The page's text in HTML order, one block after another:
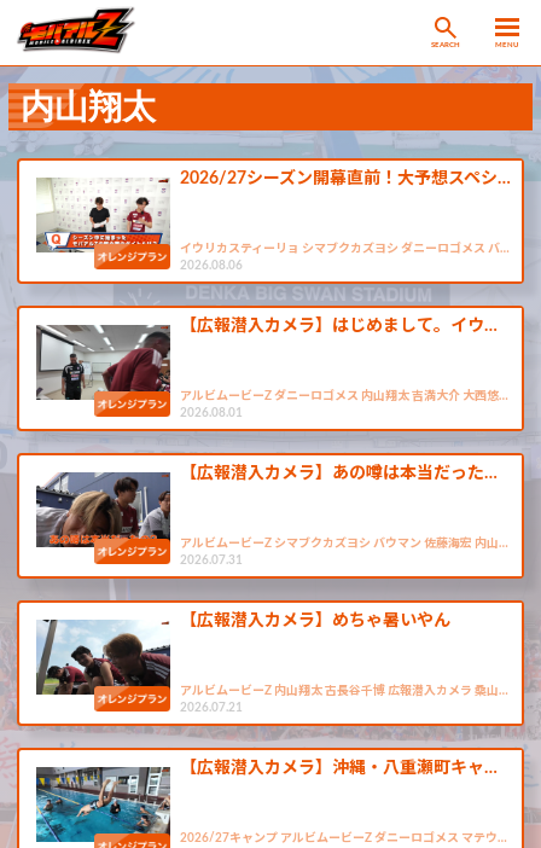
SEARCH MENU
内山翔太
2026/27シーズン開幕直前！大予想スペシ…
イウリカスティーリョ シマブクカズヨシ ダニーロゴメス バ…
2026.08.06
【広報潜入カメラ】はじめまして。イウ…
アルビムービーZ ダニーロゴメス 内山翔太 吉満大介 大西悠…
2026.08.01
【広報潜入カメラ】あの噂は本当だった…
アルビムービーZ シマブクカズヨシ バウマン 佐藤海宏 内山…
2026.07.31
【広報潜入カメラ】めちゃ暑いやん
アルビムービーZ 内山翔太 古長谷千博 広報潜入カメラ 桑山…
2026.07.21
【広報潜入カメラ】沖縄・八重瀬町キャ…
2026/27キャンプ アルビムービーZ ダニーロゴメス マテウ…